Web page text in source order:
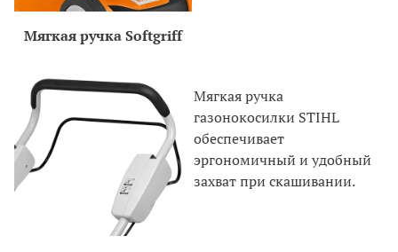
Мягкая ручка Softgriff
Мягкая ручка
газонокосилки STIHL
обеспечивает
эргономичный и удобный
захват при скашивании.